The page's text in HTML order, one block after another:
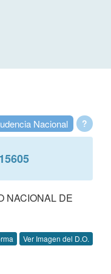
?
Nacional
NACIONAL DE
Ver Imagen del D.O.